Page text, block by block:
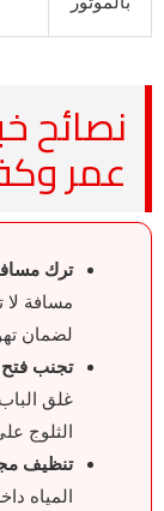
نصائح
عمر
ترك
لضمان
تجنب فتح
غلق
الثلوج
تنظيف
المياه